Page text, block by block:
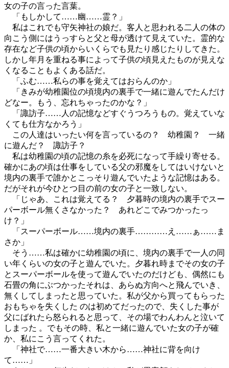
女の子の言った言葉。
「もしかして……幽……霊？」
私はこれでも守矢神社の娘だ。客人と思われる二人の体の
向こう側にはうっすらと父と母が透けて見えていた。霊的な
存在など子供の頃からいくらでも見たり感じたりしてきた。
しかし年月を重ねる事によって子供の頃見えたものが見えな
くなることもよくある話だ。
「ふむ……私らの事を覚えてはおらんのか」
「きみが幼稚園位の頃境内の裏手で一緒に遊んでたんだけ
どなー。もう、忘れちゃったのかな？」
「諏訪子……人の記憶などすぐうつろうもの。覚えていな
くても仕方なかろう」
この人達はいったい何を言っているの？ 幼稚園？ 一緒
に遊んだ？ 諏訪子？
私は幼稚園の頃の記憶の糸を必死になって手繰り寄せる。
確かにあの頃は仕事をしている父の邪魔をしてはいけないと
境内の裏手で誰かとこっそり遊んでいたような記憶はある。
だがそれが今ひとつ目の前の女の子と一致しない。
「じゃあ、これは覚えてる？ 夕暮時の境内の裏手でスー
パーボール無くさなかった？ あれどこでみつかったっ
け？」
「スーパーボール……境内の裏手…………え……ぁ……ま
さか」
そう……私は確かに幼稚園の頃に、境内の裏手で一人の同
い年くらいの女の子と遊んでいた。夕暮れ時までその女の子
とスーパーボールを使って遊んでいたのだけども、偶然にも
石畳の角にぶつかったそれは、あらぬ方向へと飛んでいき、
無くしてしまったと思っていた。私が父から買ってもらった
おもちゃを失くした のは初めてだったので、失くした事が
父にばれたら怒られると思って、その場でわんわんと泣いて
しまった 。でもその時、私と一緒に遊んでいた女の子が確
か、私にこう言ってくれた。
「神社で……一番大きい木から……神社に背を向け
て……」